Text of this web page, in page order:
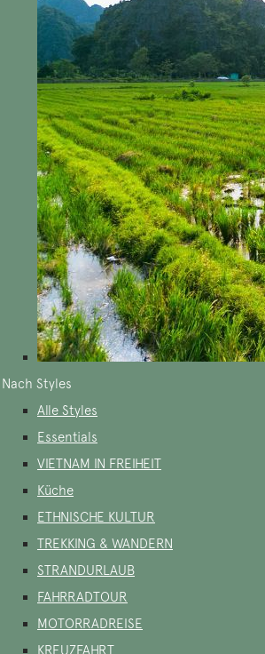
Nach Styles
Alle Styles
Essentials
VIETNAM IN FREIHEIT
Küche
ETHNISCHE KULTUR
TREKKING & WANDERN
STRANDURLAUB
FAHRRADTOUR
MOTORRADREISE
KREUZFAHRT
das Weihrauchdorf
Xuan?
liegt etwa 7 km südwestlich der Stadt
im Dorf ist das erste Bild, das Sie
blühenden Sträuße von
vibrierenden Farben, begleitet vom
des in der Luft schwebenden
zugreifen?
Möglichkeiten, sodass Sie nach
können. Sie können bei
Tour mit einem Privatwagen
unabhängiges und bequemes
Sie haben die Möglichkeit, einen Bus
zu sparen. Für ein noch immer
reichhaltigeres Erlebnis können
mit dem Motorrad entscheiden.
aus folgen Sie der Route durch die
Überqueren Sie die Phú-Xuân-
weiter auf der Straße Điện Biên Phủ
Ngô Cát. Fahren Sie etwa 2,5 bis 3
die Straße Huyền Trân Công